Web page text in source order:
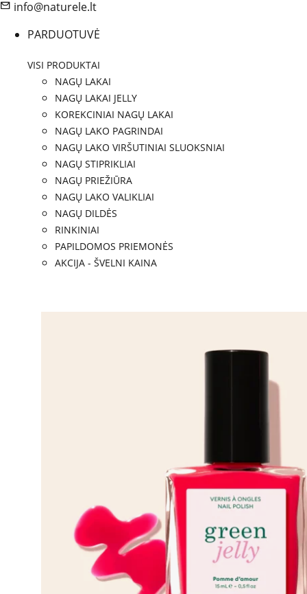
info@naturele.lt
PARDUOTUVĖ
VISI PRODUKTAI
NAGŲ LAKAI
NAGŲ LAKAI JELLY
KOREKCINIAI NAGŲ LAKAI
NAGŲ LAKO PAGRINDAI
NAGŲ LAKO VIRŠUTINIAI SLUOKSNIAI
NAGŲ STIPRIKLIAI
NAGŲ PRIEŽIŪRA
NAGŲ LAKO VALIKLIAI
NAGŲ DILDĖS
RINKINIAI
PAPILDOMOS PRIEMONĖS
AKCIJA - ŠVELNI KAINA